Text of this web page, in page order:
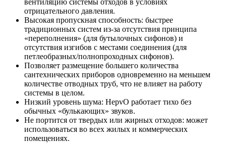
отрицательного давления.
Высокая пропускная способность: быстрее
традиционных систем из-за отсутствия принципа
«переполнения» (для бутылочных сифонов) и
отсутствия изгибов с местами соединения (для
петлеобразных/полнопроходных сифонов).
Позволяет размещение большего количества
сантехнических приборов одновременно на меньшем
количестве отводных труб, что не влияет на работу
системы в целом.
Низкий уровень шума: HepvO работает тихо без
обычных «булькающих» звуков.
Не портится от твердых или жирных отходов: может
использоваться во всех жилых и коммерческих
помещениях.